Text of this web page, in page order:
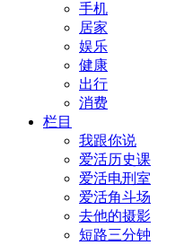
手机
居家
娱乐
健康
出行
消费
栏目
我跟你说
爱活历史课
爱活电刑室
爱活角斗场
去他的摄影
短路三分钟